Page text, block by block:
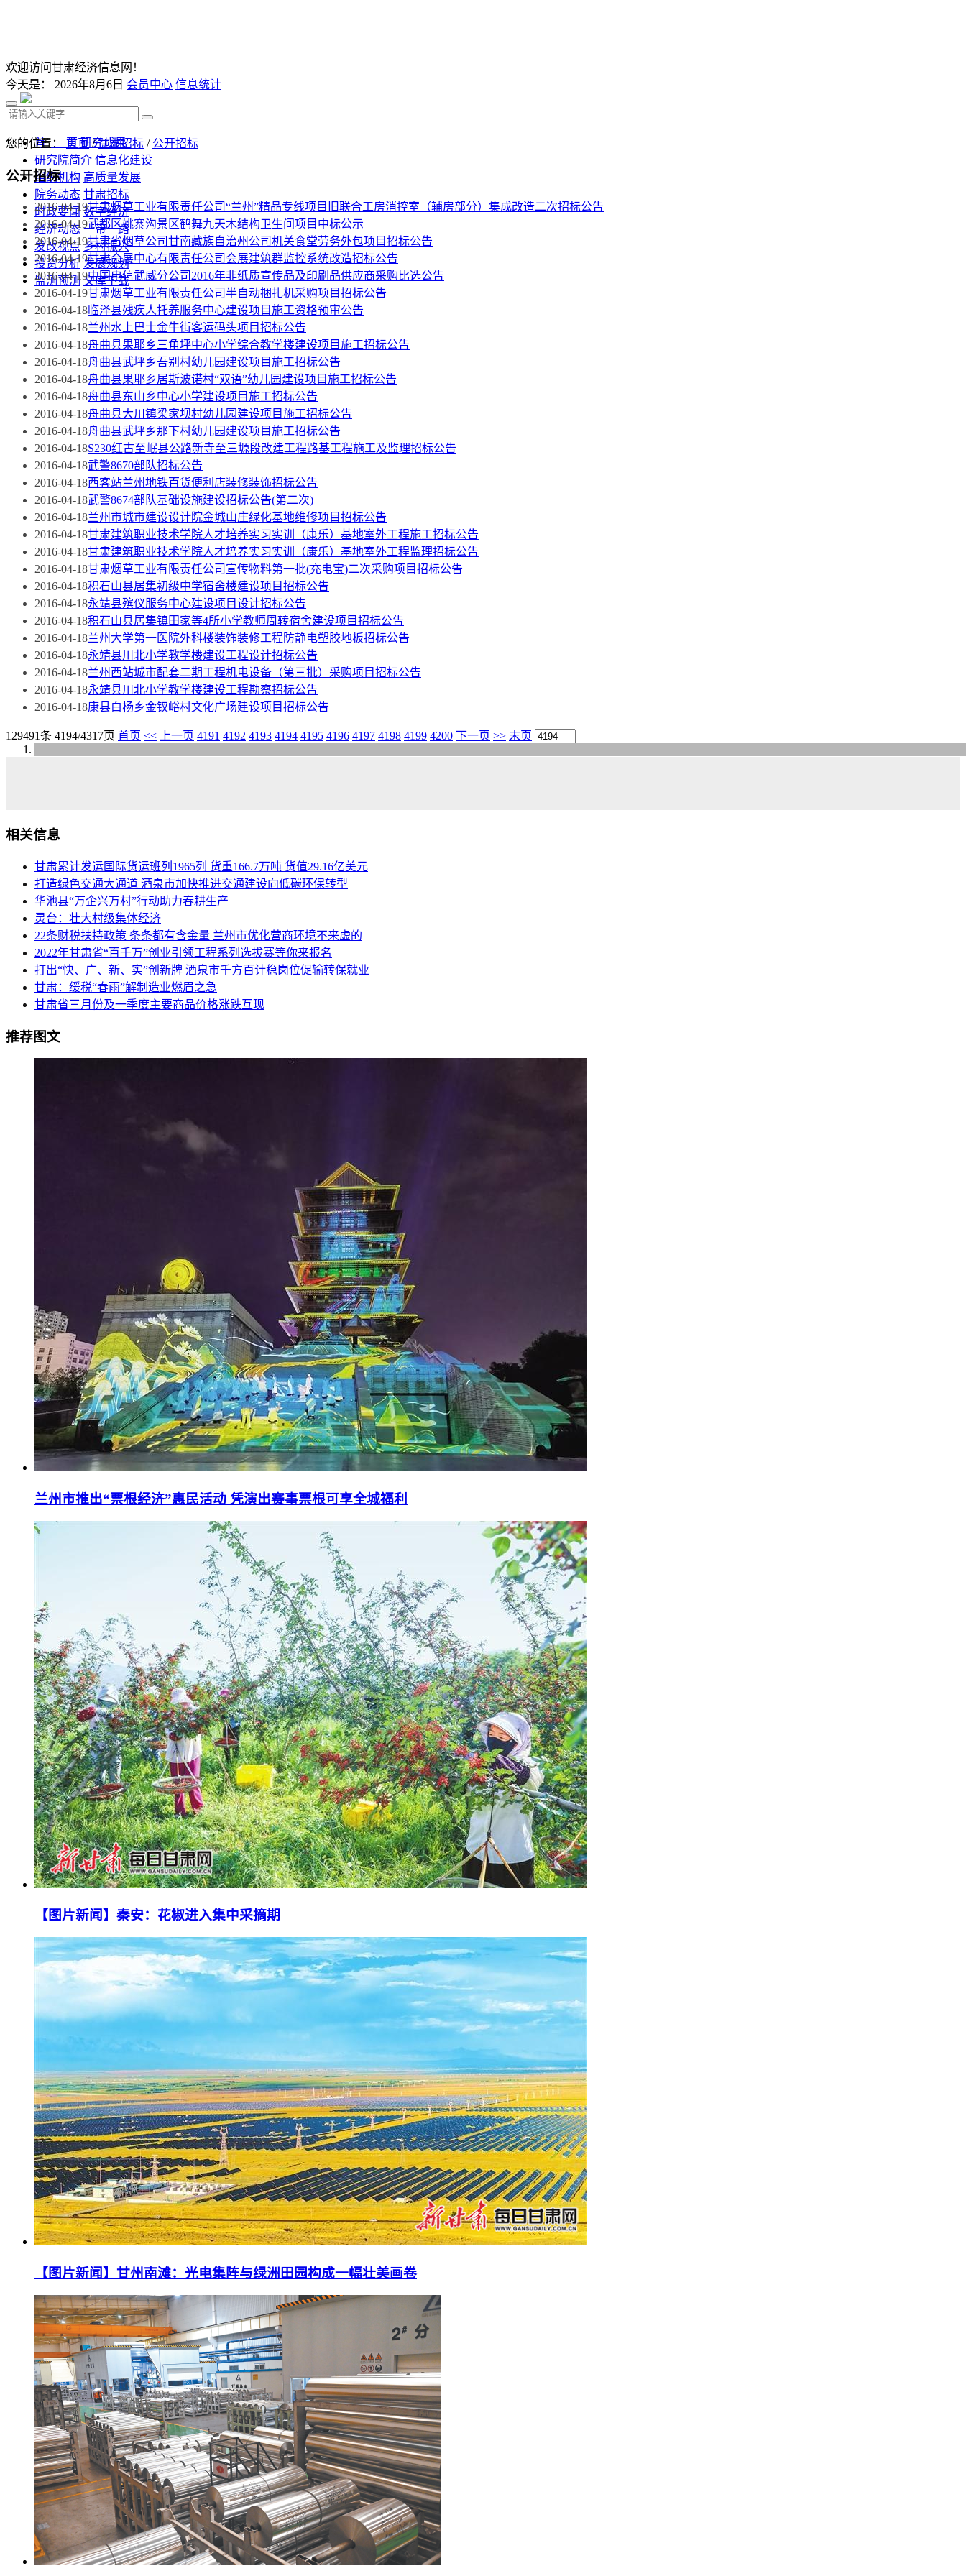
欢迎访问甘肃经济信息网！
今天是： 2026年8月6日 会员中心 信息统计
首 页 研究成果
研究院简介 信息化建设
组织机构 高质量发展
院务动态 甘肃招标
时政要闻 数字经济
经济动态 一带一路
发改视点 乡村振兴
投资分析 发展规划
监测预测 文库下载
您的位置： 首页/甘肃招标 / 公开招标
公开招标
2016-04-19甘肃烟草工业有限责任公司“兰州”精品专线项目旧联合工房消控室（辅房部分）集成改造二次招标公告
2016-04-19武都区姚寨沟景区鹤舞九天木结构卫生间项目中标公示
2016-04-19甘肃省烟草公司甘南藏族自治州公司机关食堂劳务外包项目招标公告
2016-04-19甘肃会展中心有限责任公司会展建筑群监控系统改造招标公告
2016-04-19中国电信武威分公司2016年非纸质宣传品及印刷品供应商采购比选公告
2016-04-19甘肃烟草工业有限责任公司半自动捆扎机采购项目招标公告
2016-04-18临泽县残疾人托养服务中心建设项目施工资格预审公告
2016-04-18兰州水上巴士金牛街客运码头项目招标公告
2016-04-18舟曲县果耶乡三角坪中心小学综合教学楼建设项目施工招标公告
2016-04-18舟曲县武坪乡吾别村幼儿园建设项目施工招标公告
2016-04-18舟曲县果耶乡居斯波诺村“双语”幼儿园建设项目施工招标公告
2016-04-18舟曲县东山乡中心小学建设项目施工招标公告
2016-04-18舟曲县大川镇梁家坝村幼儿园建设项目施工招标公告
2016-04-18舟曲县武坪乡那下村幼儿园建设项目施工招标公告
2016-04-18S230红古至岷县公路新寺至三塬段改建工程路基工程施工及监理招标公告
2016-04-18武警8670部队招标公告
2016-04-18西客站兰州地铁百货便利店装修装饰招标公告
2016-04-18武警8674部队基础设施建设招标公告(第二次)
2016-04-18兰州市城市建设设计院金城山庄绿化基地维修项目招标公告
2016-04-18甘肃建筑职业技术学院人才培养实习实训（康乐）基地室外工程施工招标公告
2016-04-18甘肃建筑职业技术学院人才培养实习实训（康乐）基地室外工程监理招标公告
2016-04-18甘肃烟草工业有限责任公司宣传物料第一批(充电宝)二次采购项目招标公告
2016-04-18积石山县居集初级中学宿舍楼建设项目招标公告
2016-04-18永靖县殡仪服务中心建设项目设计招标公告
2016-04-18积石山县居集镇田家等4所小学教师周转宿舍建设项目招标公告
2016-04-18兰州大学第一医院外科楼装饰装修工程防静电塑胶地板招标公告
2016-04-18永靖县川北小学教学楼建设工程设计招标公告
2016-04-18兰州西站城市配套二期工程机电设备（第三批）采购项目招标公告
2016-04-18永靖县川北小学教学楼建设工程勘察招标公告
2016-04-18康县白杨乡金钗峪村文化广场建设项目招标公告
129491条 4194/4317页 首页 << 上一页 4191 4192 4193 4194 4195 4196 4197 4198 4199 4200 下一页 >> 末页
相关信息
甘肃累计发运国际货运班列1965列 货重166.7万吨 货值29.16亿美元
打造绿色交通大通道 酒泉市加快推进交通建设向低碳环保转型
华池县“万企兴万村”行动助力春耕生产
灵台：壮大村级集体经济
22条财税扶持政策 条条都有含金量 兰州市优化营商环境不来虚的
2022年甘肃省“百千万”创业引领工程系列选拔赛等你来报名
打出“快、广、新、实”创新牌 酒泉市千方百计稳岗位促输转保就业
甘肃：缓税“春雨”解制造业燃眉之急
甘肃省三月份及一季度主要商品价格涨跌互现
推荐图文
兰州市推出“票根经济”惠民活动 凭演出赛事票根可享全城福利
【图片新闻】秦安：花椒进入集中采摘期
【图片新闻】甘州南滩：光电集阵与绿洲田园构成一幅壮美画卷